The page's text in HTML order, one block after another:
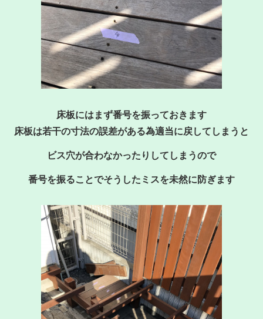
床板にはまず番号を振っておきます
床板は若干の寸法の誤差がある為適当に戻してしまうと
ビス穴が合わなかったりしてしまうので
番号を振ることでそうしたミスを未然に防ぎます